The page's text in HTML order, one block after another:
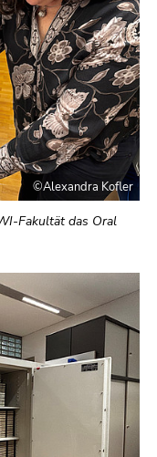
©Alexandra Kofler
Fakultät das Oral